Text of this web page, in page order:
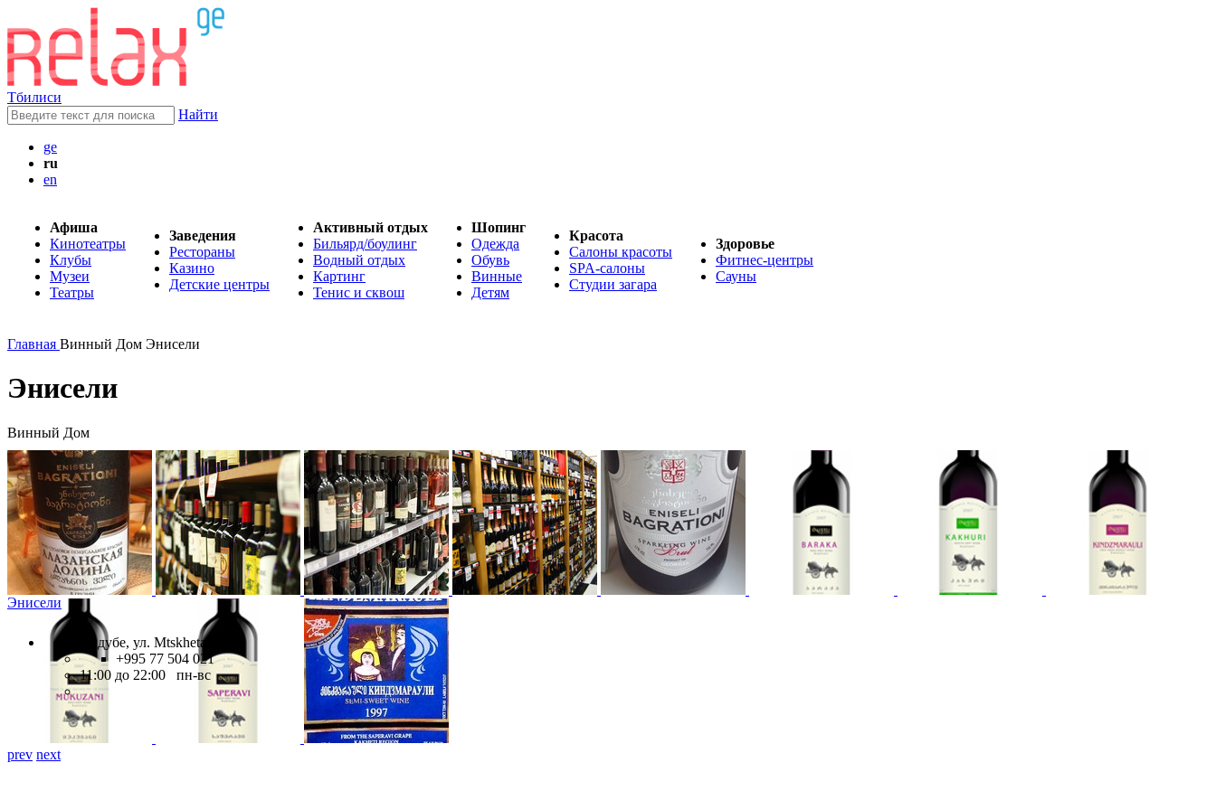
Тбилиси
Найти
ge
ru
en
Афиша
Кинотеатры
Клубы
Музеи
Театры
Заведения
Рестораны
Казино
Детские центры
Активный отдых
Бильярд/боулинг
Водный отдых
Картинг
Тенис и сквош
Шопинг
Одежда
Обувь
Винные
Детям
Красота
Салоны красоты
SPA-салоны
Студии загара
Здоровье
Фитнес-центры
Сауны
Главная Винный Дом Энисели
Энисели
Винный Дом
prev next
Энисели
Дидубе, ул. Mtskheta, 28
+995 77 504 021
11:00 до 22:00 пн-вс